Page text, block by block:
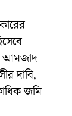
আমজাদ
দাবি,
জমি